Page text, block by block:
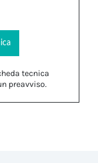
tecnica
preavviso.